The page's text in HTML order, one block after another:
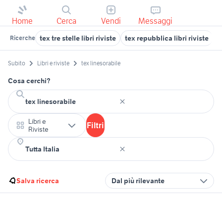
Home Cerca Vendi Messaggi
Ricerche tex tre stelle libri riviste tex repubblica libri riviste
Subito Libri e riviste tex linesorabile
Cosa cerchi?
Libri e
Riviste
Filtri
Salva ricerca Dal più rilevante